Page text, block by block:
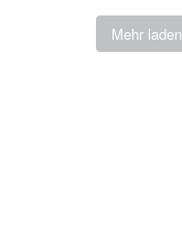
Mehr laden